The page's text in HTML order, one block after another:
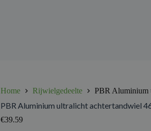
Home Rijwielgedeelte PBR Aluminium
PBR Aluminium ultralicht achtertandwiel
€39.59